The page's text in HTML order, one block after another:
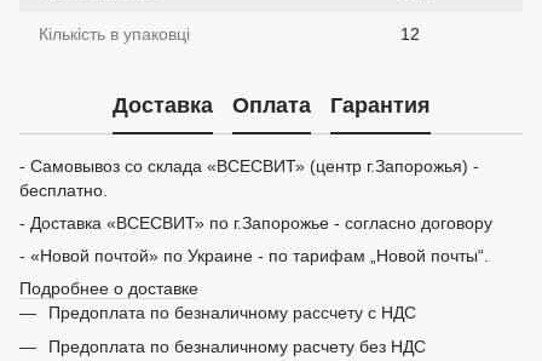
Кількість в упаковці 12
Доставка Оплата Гарантия
- Самовывоз со склада «ВСЕСВИТ» (центр г.Запорожья) -
бесплатно.
- Доставка «ВСЕСВИТ» по г.Запорожье - согласно договору
- «Новой почтой» по Украине - по тарифам „Новой почты“.
Подробнее о доставке
Предоплата по безналичному рассчету с НДС
Предоплата по безналичному расчету без НДС